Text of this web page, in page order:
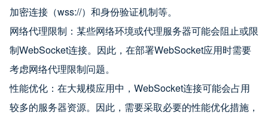
加密连接（wss://）和身份验证机制等。
网络代理限制：某些网络环境或代理服务器可能会阻止或限
制WebSocket连接。因此，在部署WebSocket应用时需要
考虑网络代理限制问题。
性能优化：在大规模应用中，WebSocket连接可能会占用
较多的服务器资源。因此，需要采取必要的性能优化措施，